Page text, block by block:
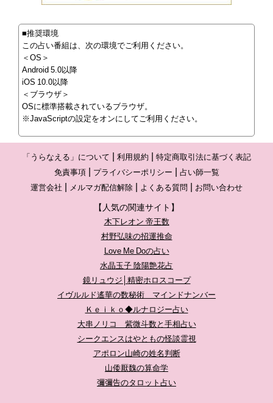
■推奨環境
この占い番組は、次の環境でご利用ください。
＜OS＞
Android 5.0以降
iOS 10.0以降
＜ブラウザ＞
OSに標準搭載されているブラウザ。
※JavaScriptの設定をオンにしてご利用ください。
「うらなえる」について 利用規約
特定商取引法に基づく表記
免責事項
プライバシーポリシー
占い師一覧
運営会社
メルマガ配信解除 よくある質問 お問い合わせ
【人気の関連サイト】
木下レオン 帝王数
村野弘味の招運推命
Love Me Doの占い
水晶玉子 陰陽艶花占
鏡リュウジ│精密ホロスコープ
イヴルルド遙華の数秘術 マインドナンバー
Ｋｅｉｋｏ◆ルナロジー占い
大串ノリコ 紫微斗数と手相占い
シークエンスはやともの怪談霊視
アポロン山崎の姓名判断
山倭厭魏の算命学
彌彌告のタロット占い